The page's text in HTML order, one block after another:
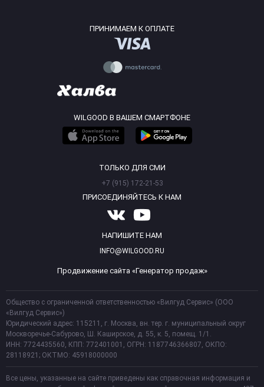
ПРИНИМАЕМ К ОПЛАТЕ
WILGOOD В ВАШЕМ СМАРТФОНЕ
ТОЛЬКО ДЛЯ СМИ
+7 (915) 172-21-53
ПРИСОЕДИНЯЙТЕСЬ К НАМ
НАПИШИТЕ НАМ
INFO@WILGOOD.RU
Продвижение сайта «Генератор продаж»
Общество с ограниченной ответственностью «Вилгуд Сервис» (ООО
«Вилгуд Сервис»)
Юридический адрес: 115211, г. Москва, вн. тер. г. муниципальный округ
Москворечье-Сабурово, Ш. Каширское, д. 55, к. 5, помещ. 1/1.
ИНН: 7724435560, КПП: 772401001, ОГРН: 1187746366807, ОКПО:
28118921; ОКТМО: 45918000000
Все цены, указанные на сайте приведены как справочная информация и